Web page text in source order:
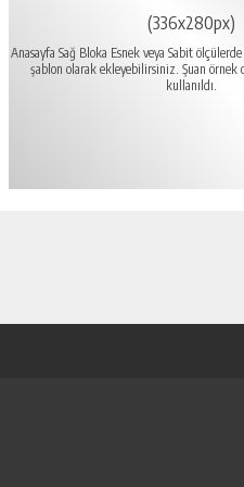
(336x280px)
Anasayfa Sağ Bloka Esnek veya Sabit ölçülerde
şablon olarak ekleyebilirsiniz. Şuan örnek
kullanıldı.